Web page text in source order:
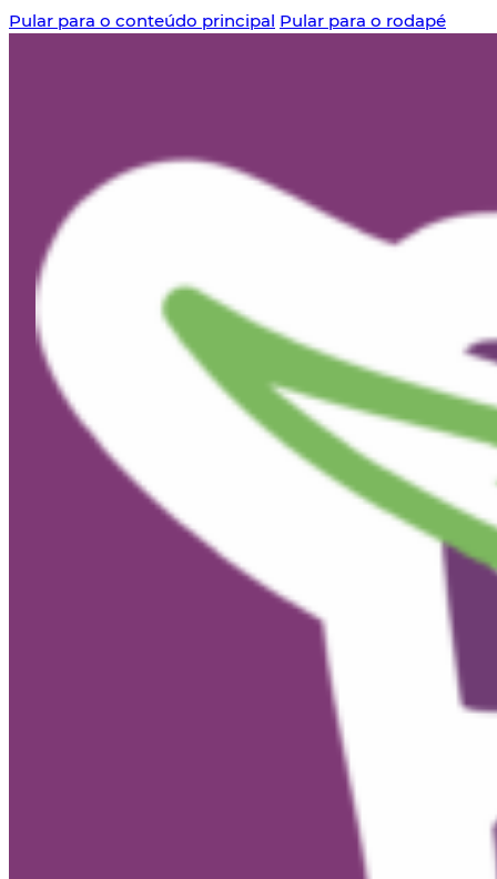
Pular para o conteúdo principal Pular para o rodapé